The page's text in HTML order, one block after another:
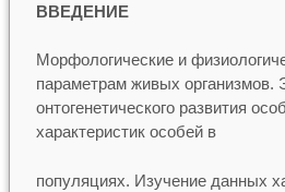
ВВЕДЕНИЕ
Морфологические и
параметрам живых организмов.
онтогенетического развития
характеристик особей в
популяциях. Изучение данных